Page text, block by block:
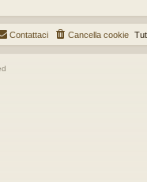
Cancella cookie
Contattaci